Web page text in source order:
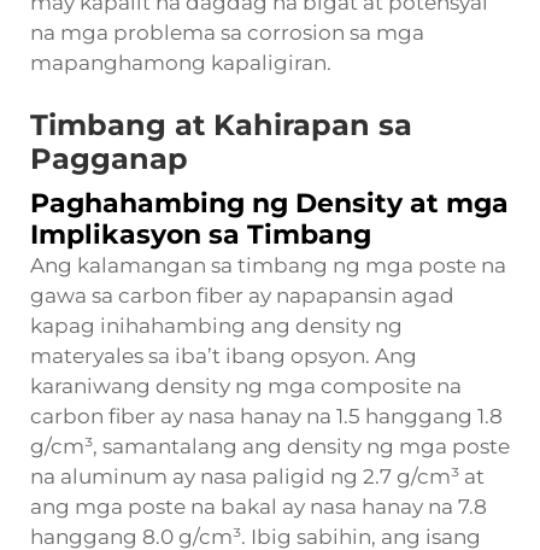
na mga problema sa corrosion sa mga
mapanghamong kapaligiran.
Timbang at Kahirapan sa
Pagganap
Paghahambing ng Density at mga
Implikasyon sa Timbang
Ang kalamangan sa timbang ng mga poste na
gawa sa carbon fiber ay napapansin agad
kapag inihahambing ang density ng
materyales sa iba’t ibang opsyon. Ang
karaniwang density ng mga composite na
carbon fiber ay nasa hanay na 1.5 hanggang 1.8
g/cm³, samantalang ang density ng mga poste
na aluminum ay nasa paligid ng 2.7 g/cm³ at
ang mga poste na bakal ay nasa hanay na 7.8
hanggang 8.0 g/cm³. Ibig sabihin, ang isang